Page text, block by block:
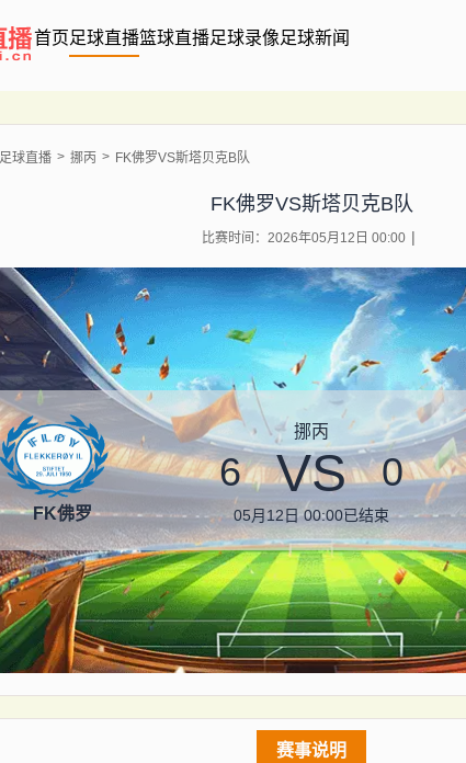
首页足球直播篮球直播足球录像足球新闻
足球直播 挪丙 FK佛罗VS斯塔贝克B队
FK佛罗VS斯塔贝克B队
比赛时间：2026年05月12日 00:00
FK佛罗
挪丙
6 VS 0
05月12日 00:00已结束
赛事说明